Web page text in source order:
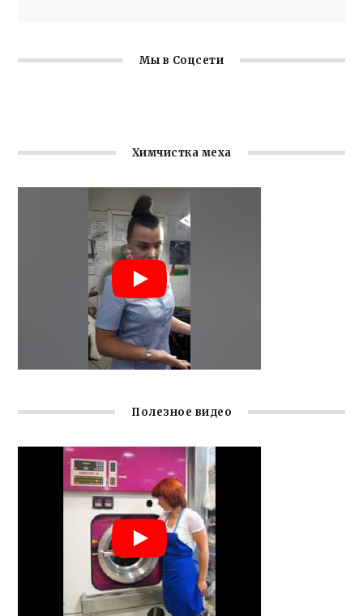
Мы в Соцсети
Химчистка меха
Полезное видео